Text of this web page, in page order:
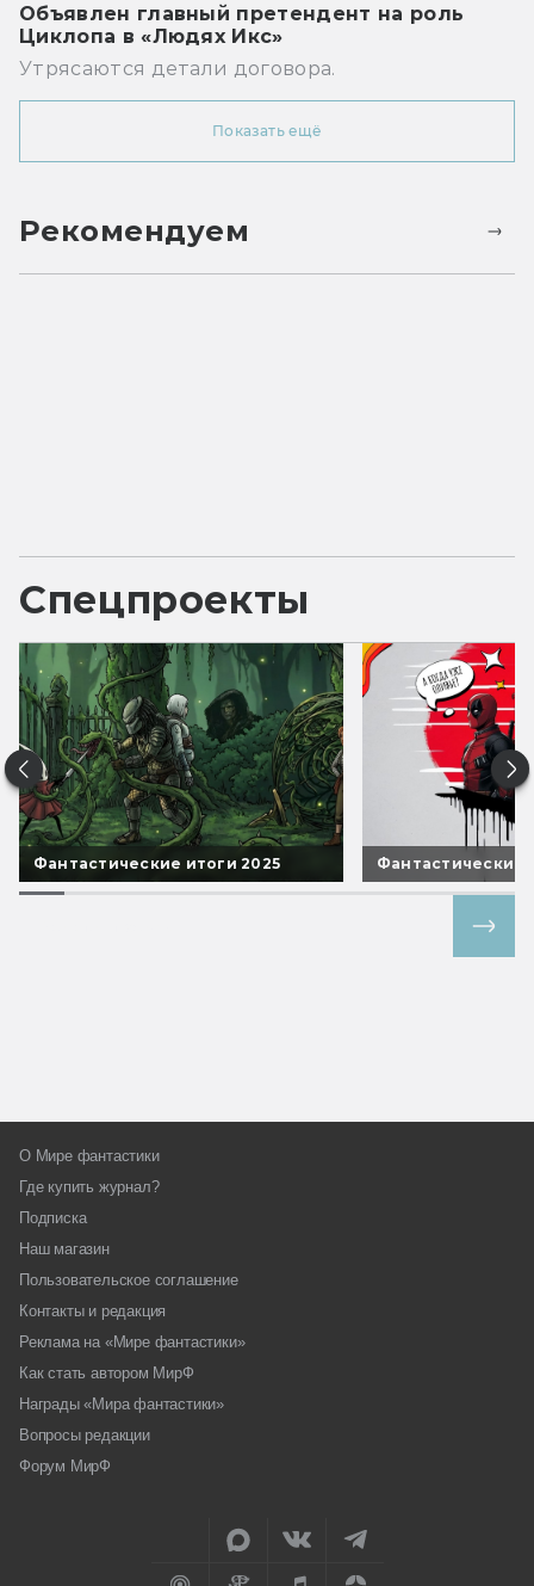
Объявлен главный претендент на роль
Циклопа в «Людях Икс»
Утрясаются детали договора.
Показать ещё
Рекомендуем
Спецпроекты
Фантастические итоги 2025 Фантастические
О Мире фантастики
Где купить журнал?
Подписка
Наш магазин
Пользовательское соглашение
Контакты и редакция
Реклама на «Мире фантастики»
Как стать автором МирФ
Награды «Мира фантастики»
Вопросы редакции
Форум МирФ